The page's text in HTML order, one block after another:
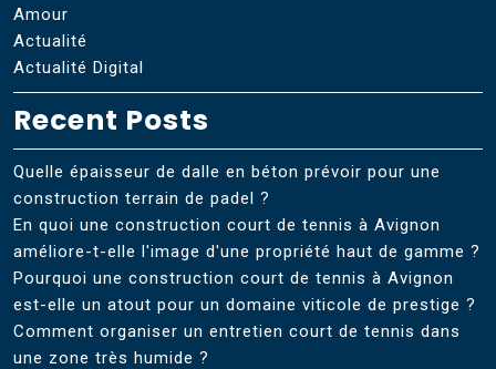
Amour
Actualité
Actualité Digital
Recent Posts
Quelle épaisseur de dalle en béton prévoir pour une
construction terrain de padel ?
En quoi une construction court de tennis à Avignon
améliore-t-elle l'image d'une propriété haut de gamme ?
Pourquoi une construction court de tennis à Avignon
est-elle un atout pour un domaine viticole de prestige ?
Comment organiser un entretien court de tennis dans
une zone très humide ?